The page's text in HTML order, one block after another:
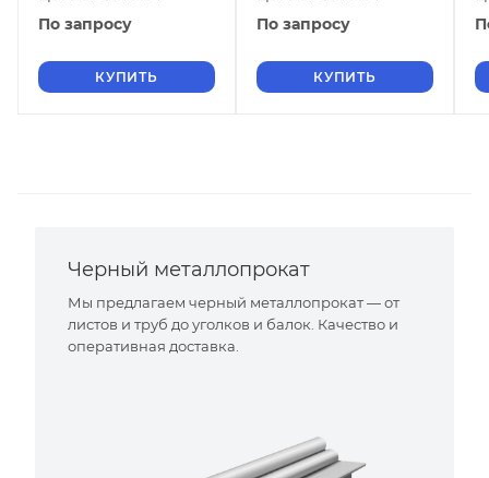
По запросу
КУПИТЬ
По запросу
КУПИТЬ
Черный металлопрокат
Мы предлагаем черный металлопрокат — от
листов и труб до уголков и балок. Качество и
оперативная доставка.